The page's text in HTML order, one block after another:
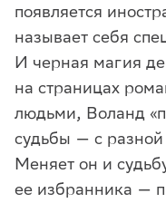
появляется
называет себя
И черная магия
на страницах
людьми, Воланд
судьбы — с разной
Меняет он и
ее избранника —